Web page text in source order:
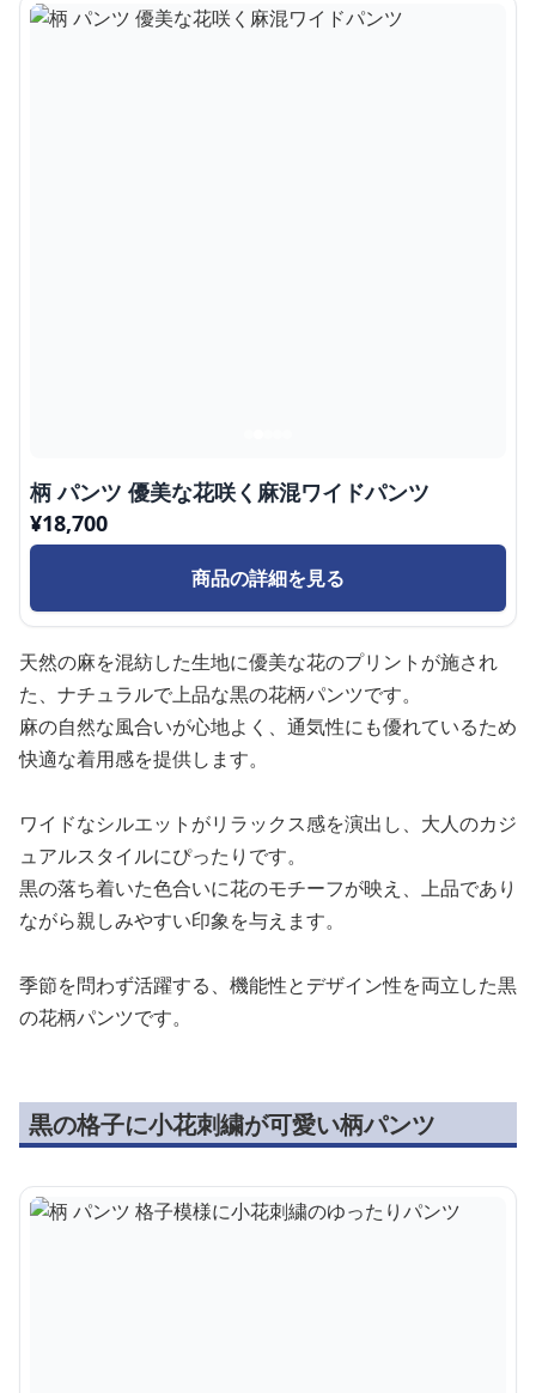
柄 パンツ 優美な花咲く麻混ワイドパンツ
¥18,700
商品の詳細を見る
天然の麻を混紡した生地に優美な花のプリントが施され
た、ナチュラルで上品な黒の花柄パンツです。
麻の自然な風合いが心地よく、通気性にも優れているため
快適な着用感を提供します。
ワイドなシルエットがリラックス感を演出し、大人のカジ
ュアルスタイルにぴったりです。
黒の落ち着いた色合いに花のモチーフが映え、上品であり
ながら親しみやすい印象を与えます。
季節を問わず活躍する、機能性とデザイン性を両立した黒
の花柄パンツです。
黒の格子に小花刺繍が可愛い柄パンツ